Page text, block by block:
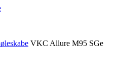
VKC Allure M95 SGe